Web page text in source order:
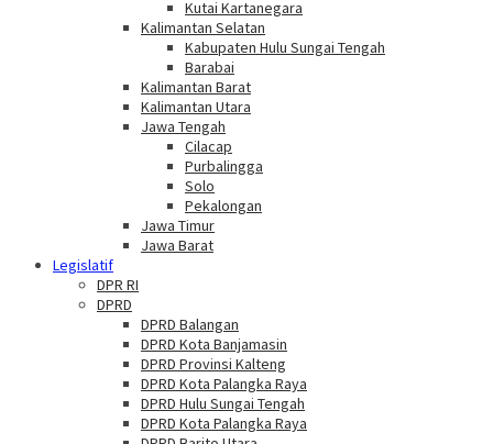
Kutai Kartanegara
Kalimantan Selatan
Kabupaten Hulu Sungai Tengah
Barabai
Kalimantan Barat
Kalimantan Utara
Jawa Tengah
Cilacap
Purbalingga
Solo
Pekalongan
Jawa Timur
Jawa Barat
Legislatif
DPR RI
DPRD
DPRD Balangan
DPRD Kota Banjamasin
DPRD Provinsi Kalteng
DPRD Kota Palangka Raya
DPRD Hulu Sungai Tengah
DPRD Kota Palangka Raya